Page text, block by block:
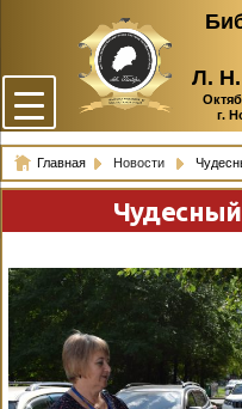
Л. Н.
г.
Главная Новости